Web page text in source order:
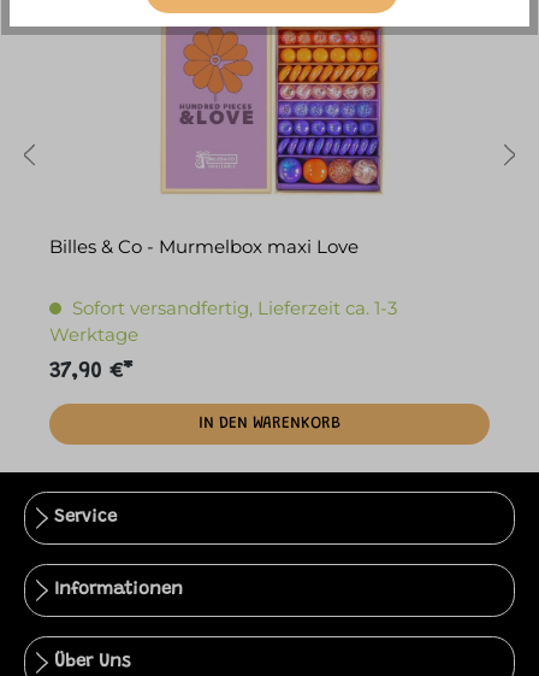
Billes & Co - Murmelbox maxi Love
Sofort versandfertig, Lieferzeit ca. 1-3
Werktage
37,90 €*
IN DEN WARENKORB
Service
Informationen
Über Uns